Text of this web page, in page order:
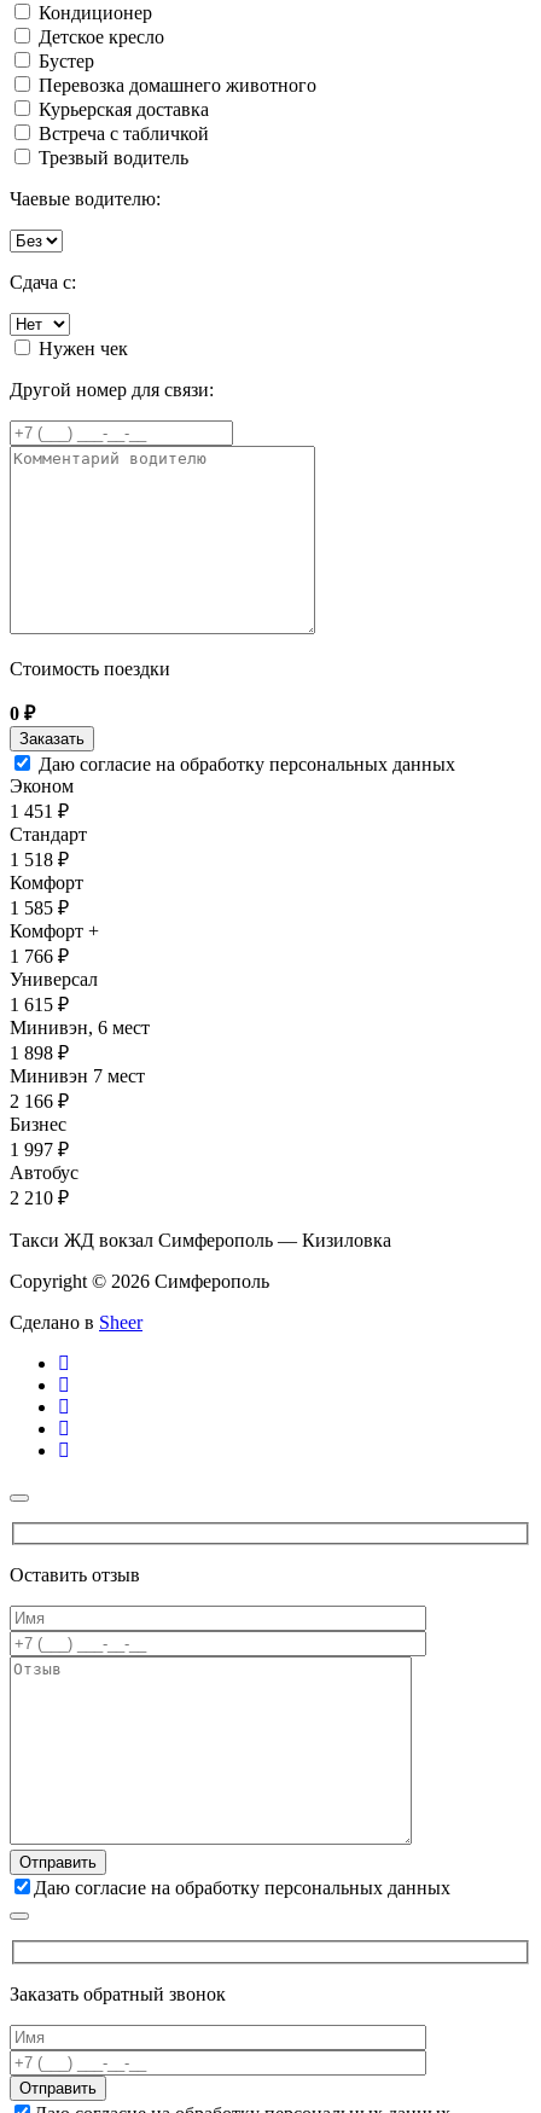
Кондиционер
Детское кресло
Бустер
Перевозка домашнего животного
Курьерская доставка
Встреча с табличкой
Трезвый водитель
Чаевые водителю:
Сдача с:
Нужен чек
Другой номер для связи:
Стоимость поездки
0 ₽
Даю согласие на обработку персональных данных
Эконом
1 451 ₽
Стандарт
1 518 ₽
Комфорт
1 585 ₽
Комфорт +
1 766 ₽
Универсал
1 615 ₽
Минивэн, 6 мест
1 898 ₽
Минивэн 7 мест
2 166 ₽
Бизнес
1 997 ₽
Автобус
2 210 ₽
Такси ЖД вокзал Симферополь — Кизиловка
Copyright © 2026 Симферополь
Сделано в Sheer
Оставить отзыв
Даю согласие на обработку персональных данных
Заказать обратный звонок